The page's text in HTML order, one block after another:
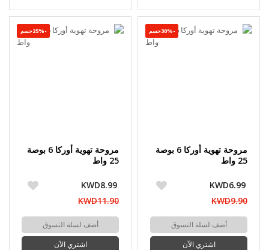
-30%حسم
مروحة تهوية أوركا 6 بوصة
25 واط
KWD6.99
KWD9.90
أضف لسلة التسوق
اشتري الآن
-25%حسم
مروحة تهوية أوركا 6 بوصة
25 واط
KWD8.99
KWD11.90
أضف لسلة التسوق
اشتري الآن